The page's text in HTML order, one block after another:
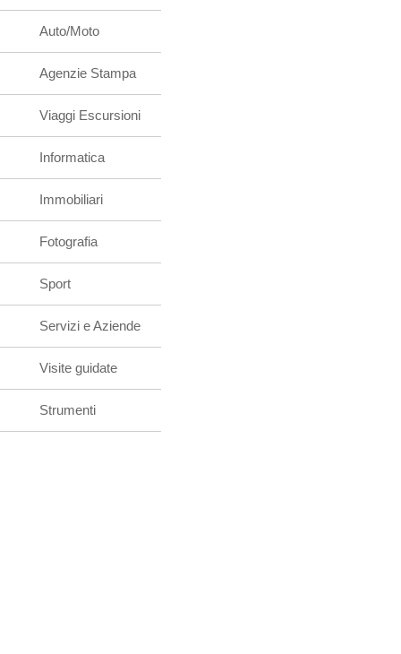
Auto/Moto
Agenzie Stampa
Viaggi Escursioni
Informatica
Immobiliari
Fotografia
Sport
Servizi e Aziende
Visite guidate
Strumenti